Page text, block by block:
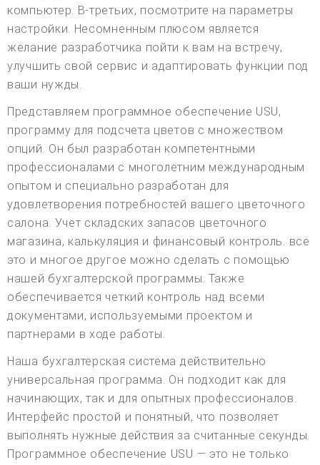
компьютер. В-третьих, посмотрите на параметры
настройки. Несомненным плюсом является
желание разработчика пойти к вам на встречу,
улучшить свой сервис и адаптировать функции под
ваши нужды.
Представляем программное обеспечение USU,
программу для подсчета цветов с множеством
опций. Он был разработан компетентными
профессионалами с многолетним международным
опытом и специально разработан для
удовлетворения потребностей вашего цветочного
салона. Учет складских запасов цветочного
магазина, калькуляция и финансовый контроль. все
это и многое другое можно сделать с помощью
нашей бухгалтерской программы. Также
обеспечивается четкий контроль над всеми
документами, используемыми проектом и
партнерами в ходе работы.
Наша бухгалтерская система действительно
универсальная программа. Он подходит как для
начинающих, так и для опытных профессионалов.
Интерфейс простой и понятный, что позволяет
выполнять нужные действия за считанные секунды.
Программное обеспечение USU — это не только